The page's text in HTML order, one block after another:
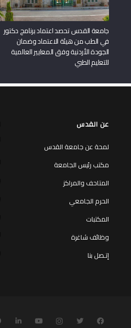
جامعة القدس تحصد اعتماد برنامج دكتور
في الطب من هيئة الاعتماد وضمان
الجودة الأردنية وفق المعايير العالمية
للتعليم الطبي
عن القدس
لمحة عن جامعة القدس
مكتب رئيس الجامعة
المتاحف والمراكز
الحرم الجامعي
المكتبات
وظائف شاغرة
إتـصل بنا